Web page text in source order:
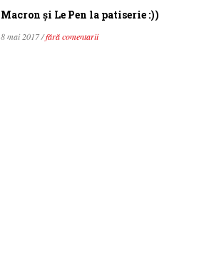
Macron şi Le Pen la patiserie :))
8 mai 2017 /fără comentarii